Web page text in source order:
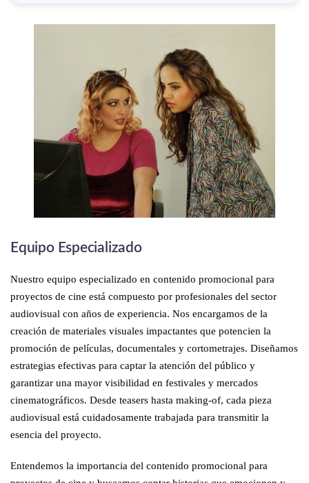
Equipo Especializado
Nuestro equipo especializado en contenido promocional para
proyectos de cine está compuesto por profesionales del sector
audiovisual con años de experiencia. Nos encargamos de la
creación de materiales visuales impactantes que potencien la
promoción de películas, documentales y cortometrajes. Diseñamos
estrategias efectivas para captar la atención del público y
garantizar una mayor visibilidad en festivales y mercados
cinematográficos. Desde teasers hasta making-of, cada pieza
audiovisual está cuidadosamente trabajada para transmitir la
esencia del proyecto.
Entendemos la importancia del contenido promocional para